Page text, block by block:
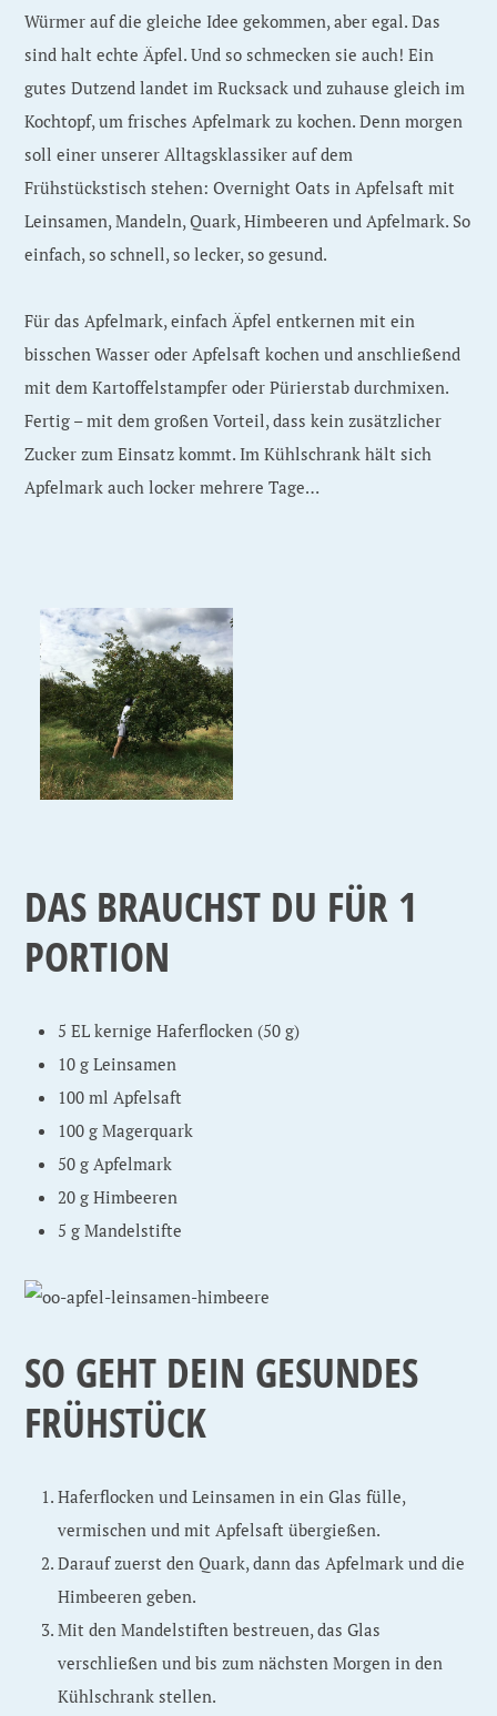
Würmer auf die gleiche Idee gekommen, aber egal. Das
sind halt echte Äpfel. Und so schmecken sie auch! Ein
gutes Dutzend landet im Rucksack und zuhause gleich im
Kochtopf, um frisches Apfelmark zu kochen. Denn morgen
soll einer unserer Alltagsklassiker auf dem
Frühstückstisch stehen: Overnight Oats in Apfelsaft mit
Leinsamen, Mandeln, Quark, Himbeeren und Apfelmark. So
einfach, so schnell, so lecker, so gesund.
Für das Apfelmark, einfach Äpfel entkernen mit ein
bisschen Wasser oder Apfelsaft kochen und anschließend
mit dem Kartoffelstampfer oder Pürierstab durchmixen.
Fertig – mit dem großen Vorteil, dass kein zusätzlicher
Zucker zum Einsatz kommt. Im Kühlschrank hält sich
Apfelmark auch locker mehrere Tage…
DAS BRAUCHST DU FÜR 1
PORTION
5 EL kernige Haferflocken (50 g)
10 g Leinsamen
100 ml Apfelsaft
100 g Magerquark
50 g Apfelmark
20 g Himbeeren
5 g Mandelstifte
SO GEHT DEIN GESUNDES
FRÜHSTÜCK
Haferflocken und Leinsamen in ein Glas fülle,
vermischen und mit Apfelsaft übergießen.
Darauf zuerst den Quark, dann das Apfelmark und die
Himbeeren geben.
Mit den Mandelstiften bestreuen, das Glas
verschließen und bis zum nächsten Morgen in den
Kühlschrank stellen.